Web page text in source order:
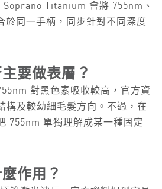
Titanium 會將 755nm、
於同一手柄，同步針對不同深度
要做表層？
對黑色素吸收較高，官方資
構及較幼細毛髮方向。不過，在
755nm 單獨理解成某一種固定
作用？